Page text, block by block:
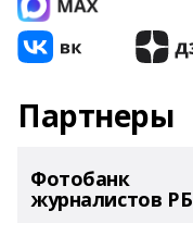
Партнеры
Фотобанк
журналистов РБ